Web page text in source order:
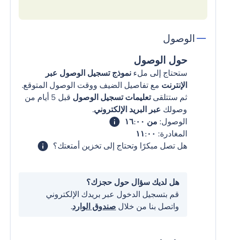
الوصول
حول الوصول
ستحتاج إلى ملء نموذج تسجيل الوصول عبر
الإنترنت مع تفاصيل الضيف ووقت الوصول المتوقع.
ثم ستتلقىتعليمات تسجيل الوصول
قبل 5 أيام من
وصولك عبر البريد الإلكتروني.
الوصول: من ١٦:٠٠
المغادرة: ١١:٠٠
هل تصل مبكرًا وتحتاج إلى تخزين أمتعتك؟
هل لديك سؤال حول حجزك؟
قم بتسجيل الدخول عبر بريدك الإلكتروني
واتصل بنا من خلال صندوق الوارد.